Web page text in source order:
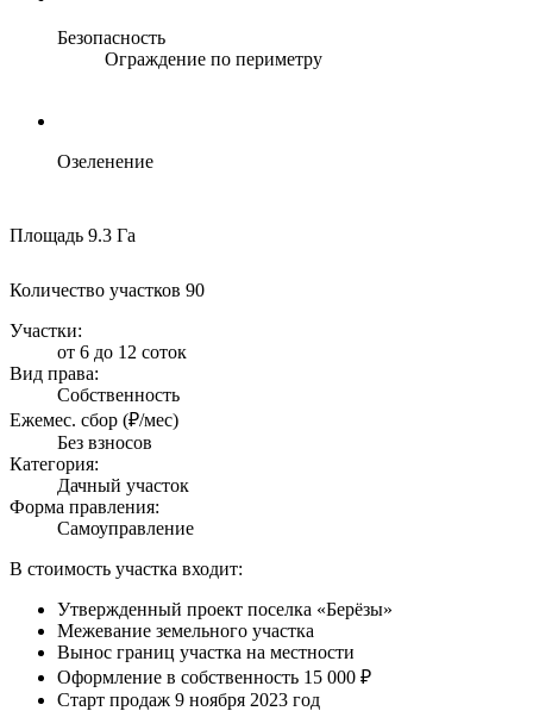
Безопасность
Ограждение по периметру
Озеленение
Площадь 9.3 Га
Количество участков 90
Участки:
от 6 до 12 соток
Вид права:
Собственность
Ежемес. сбор (₽/мес)
Без взносов
Категория:
Дачный участок
Форма правления:
Самоуправление
В стоимость участка входит:
Утвержденный проект поселка «Берёзы»
Межевание земельного участка
Вынос границ участка на местности
Оформление в собственность 15 000 ₽
Старт продаж 9 ноября 2023 год